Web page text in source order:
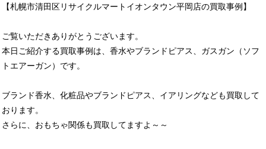
【札幌市清田区リサイクルマートイオンタウン平岡店の買取事例】
ご覧いただきありがとうございます。
本日ご紹介する買取事例は、香水やブランドピアス、ガスガン（ソフ
トエアーガン）です。
ブランド香水、化粧品やブランドピアス、イアリングなども買取して
おります。
さらに、おもちゃ関係も買取してますよ～～